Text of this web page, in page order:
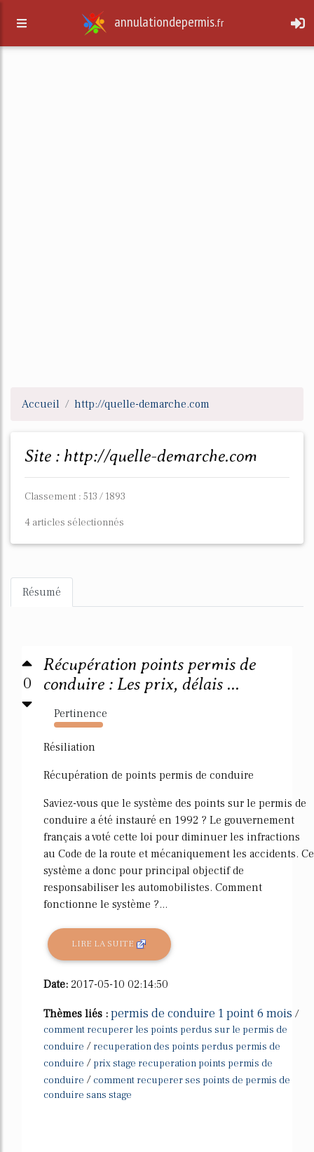
annulationdepermis.fr
Accueil http://quelle-demarche.com
Site : http://quelle-demarche.com
Classement : 513 / 1893
4 articles sélectionnés
Résumé
0
Récupération points permis de
conduire : Les prix, délais ...
Pertinence
12952%
Résiliation
Récupération de points permis de conduire
Saviez-vous que le système des points sur le permis de
conduire a été instauré en 1992 ? Le gouvernement
français a voté cette loi pour diminuer les infractions
au Code de la route et mécaniquement les accidents. Ce
système a donc pour principal objectif de
responsabiliser les automobilistes. Comment
fonctionne le système ?...
LIRE LA SUITE
Date: 2017-05-10 02:14:50
Thèmes liés : permis de conduire 1 point 6 mois /
comment recuperer les points perdus sur le permis de
conduire / recuperation des points perdus permis de
conduire / prix stage recuperation points permis de
conduire / comment recuperer ses points de permis de
conduire sans stage